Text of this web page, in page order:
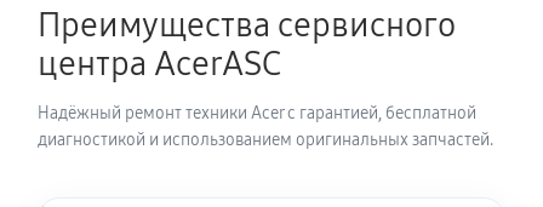
Замена системы охлаждения
1480 руб
Замена процессора ноутбука Acer N3 EN314-51W-
546C (NR.R0PER.005)
Преимущества сервисного
центра AcerASC
Надёжный ремонт техники Acer с гарантией, бесплатной
диагностикой и использованием оригинальных запчастей.